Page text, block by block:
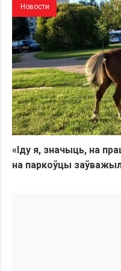
Новости
«Іду я, значыць, на
на паркоўцы